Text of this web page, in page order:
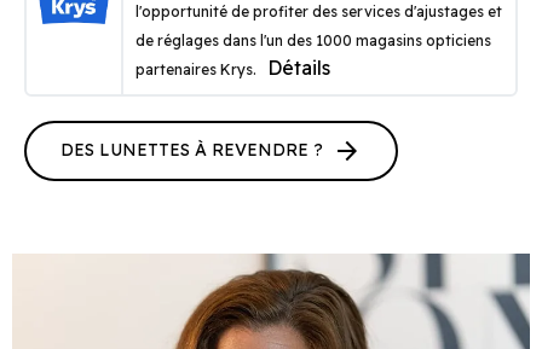
l'opportunité de profiter des services d'ajustages et
de réglages dans l'un des 1000 magasins opticiens
partenaires Krys.
Détails
DES LUNETTES À REVENDRE ? arrow_forward